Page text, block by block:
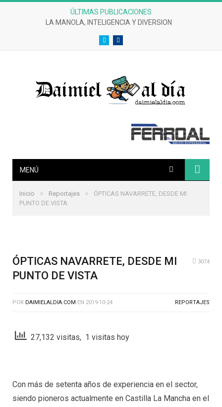
ÚLTIMAS PUBLICACIONES
LA MANOLA, INTELIGENCIA Y DIVERSION
TwitterFacebook
MENÚ
Inicio » Reportajes »
ÓPTICAS NAVARRETE, DESDE MI
PUNTO DE VISTA
ÓPTICAS NAVARRETE, DESDE MI
PUNTO DE VISTA
3074
POR DAIMIELALDIA.COM EN 2019-10-24 REPORTAJES
27,132 visitas, 1 visitas hoy
Con más de setenta años de experiencia en el sector,
siendo pioneros actualmente en Castilla La Mancha en el